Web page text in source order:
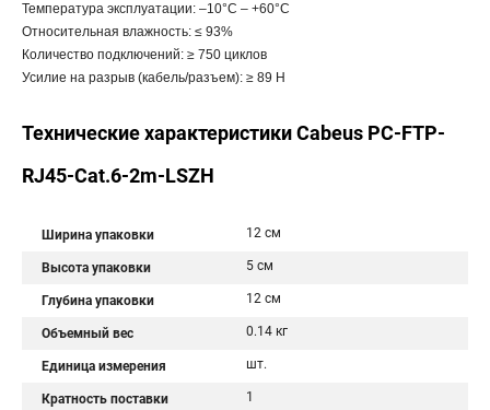
Температура эксплуатации: –10°C – +60°C
Относительная влажность: ≤ 93%
Количество подключений: ≥ 750 циклов
Усилие на разрыв (кабель/разъем): ≥ 89 Н
Технические характеристики Cabeus PC-FTP-
RJ45-Cat.6-2m-LSZH
Ширина упаковки 12 см
Высота упаковки 5 см
Глубина упаковки 12 см
Объемный вес 0.14 кг
Единица измерения шт.
Кратность поставки 1